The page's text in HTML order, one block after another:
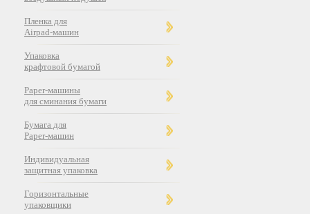
Пленка для
Airpad-машин
Упаковка
крафтовой бумагой
Paper-машины
для сминания бумаги
Бумага для
Paper-машин
Индивидуальная
защитная упаковка
Горизонтальные
упаковщики